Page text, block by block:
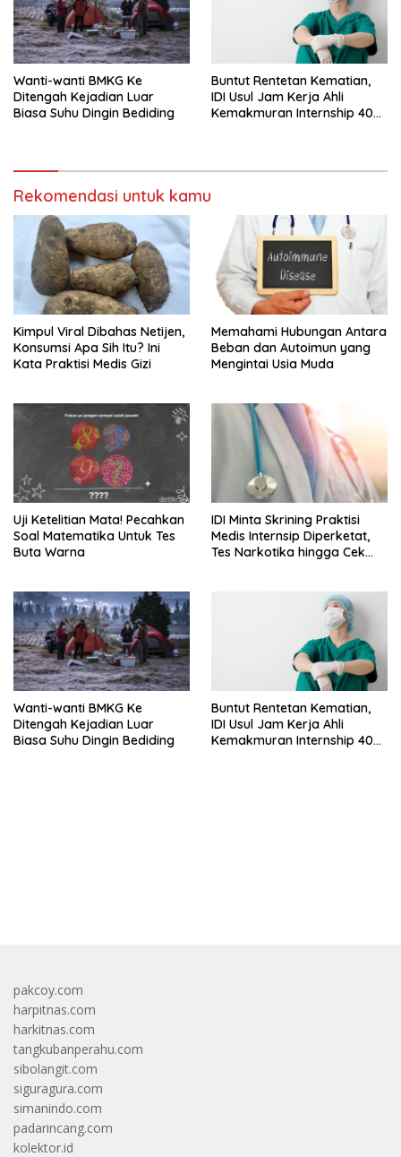
Wanti-wanti BMKG Ke
Ditengah Kejadian Luar
Biasa Suhu Dingin Bediding
Buntut Rentetan Kematian,
IDI Usul Jam Kerja Ahli
Kemakmuran Internship 40
Rekomendasi untuk kamu
Kimpul Viral Dibahas Netijen,
Konsumsi Apa Sih Itu? Ini
Kata Praktisi Medis Gizi
Memahami Hubungan Antara
Beban dan Autoimun yang
Mengintai Usia Muda
Uji Ketelitian Mata! Pecahkan
Soal Matematika Untuk Tes
Buta Warna
IDI Minta Skrining Praktisi
Medis Internsip Diperketat,
Tes Narkotika hingga Cek
Wanti-wanti BMKG Ke
Ditengah Kejadian Luar
Biasa Suhu Dingin Bediding
Buntut Rentetan Kematian,
IDI Usul Jam Kerja Ahli
Kemakmuran Internship 40
pakcoy.com
harpitnas.com
harkitnas.com
tangkubanperahu.com
sibolangit.com
siguragura.com
simanindo.com
padarincang.com
kolektor.id